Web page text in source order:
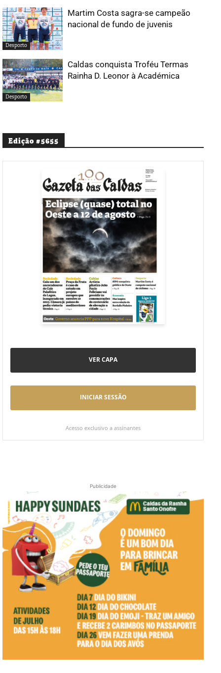
Desporto
Martim Costa sagra-se campeão
nacional de fundo de juvenis
Desporto
Caldas conquista Troféu Termas
Rainha D. Leonor à Académica
Edição #5655
VER CAPA
INICIAR SESSÃO
Acesso exclusivo a assinantes
Publicidade